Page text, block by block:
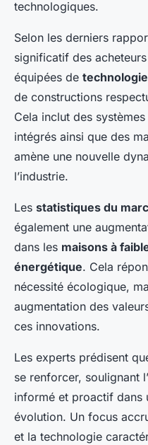
technologiques.
Selon les derniers
significatif des
équipées de
de constructions
Cela inclut des
intégrés ainsi que des
amène une nouvelle
l’industrie.
Les statistiques du
également une
dans les maisons à
énergétique. Cela
nécessité écologique,
augmentation des
ces innovations.
Les experts prédisent
se renforcer, soulignant
informé et proactif dans
évolution. Un focus
et la technologie